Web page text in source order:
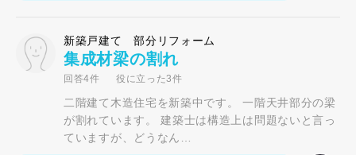
新築戸建て 部分リフォーム
集成材梁の割れ
回答4件 役に立った3件
二階建て木造住宅を新築中です。 一階天井部分の梁
が割れています。 建築士は構造上は問題ないと言っ
ていますが、どうなん…